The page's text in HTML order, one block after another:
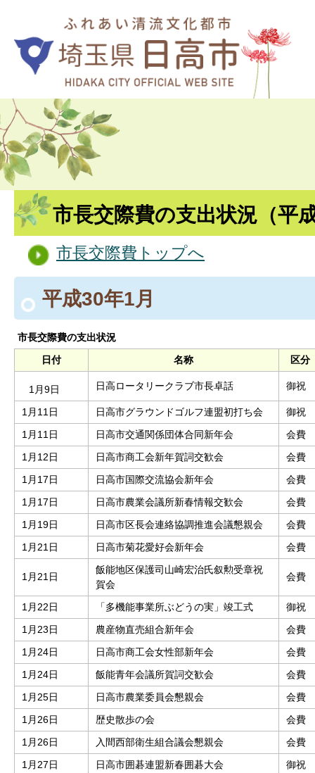
市長交際費の支出状況（平
市長交際費トップへ
平成30年1月
市長交際費の支出状況
日付
名称 区分
1月9日 日高ロータリークラブ市長卓話 御祝
1月11日 日高市グラウンドゴルフ連盟初打ち会
御祝
1月11日
日高市交通関係団体合同新年会
会費
1月12日
日高市商工会新年賀詞交歓会
会費
1月17日
日高市国際交流協会新年会
会費
1月17日
日高市農業会議所新春情報交歓会
会費
1月19日
日高市区長会連絡協調推進会議懇親会
会費
1月21日
日高市菊花愛好会新年会 会費
1月21日
飯能地区保護司山崎宏治氏叙勲受章祝
賀会
会費
1月22日 「多機能事業所ぶどうの実」竣工式
御祝
1月23日
農産物直売組合新年会
会費
1月24日
日高市商工会女性部新年会
会費
1月24日
飯能青年会議所賀詞交歓会
会費
1月25日
日高市農業委員会懇親会
会費
1月26日
歴史散歩の会
会費
1月26日
入間西部衛生組合議会懇親会
会費
1月27日
日高市囲碁連盟新春囲碁大会
御祝